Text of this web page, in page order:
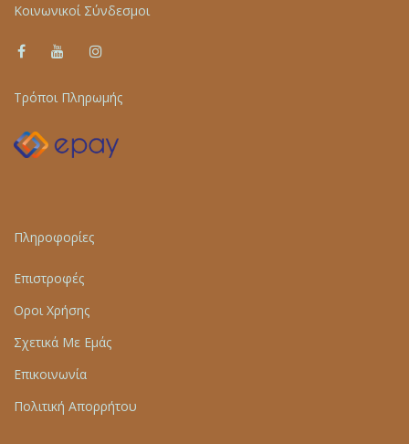
Κοινωνικοί Σύνδεσμοι
Τρόποι Πληρωμής
Πληροφορίες
Επιστροφές
Οροι Χρήσης
Σχετικά Με Εμάς
Επικοινωνία
Πολιτική Απορρήτου